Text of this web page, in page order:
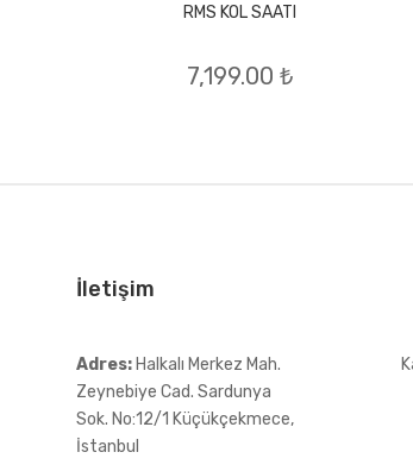
RMS KOL SAATI
7,199.00 ₺
İletişim
Adres: Halkalı Merkez Mah.
Zeynebiye Cad. Sardunya
Sok. No:12/1 Küçükçekmece,
İstanbul